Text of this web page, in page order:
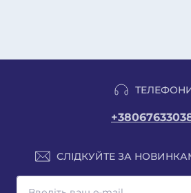
СЛІДКУЙТЕ ЗА